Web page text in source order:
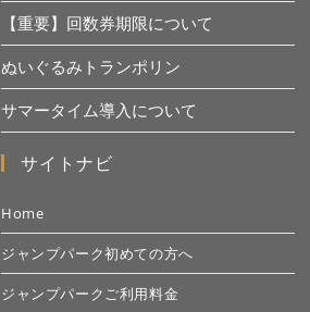
【重要】回数券期限について
ぬいぐるみトランポリン
サマータイム導入について
サイトナビ
Home
ジャンプパーク初めての方へ
ジャンプパークご利用料金